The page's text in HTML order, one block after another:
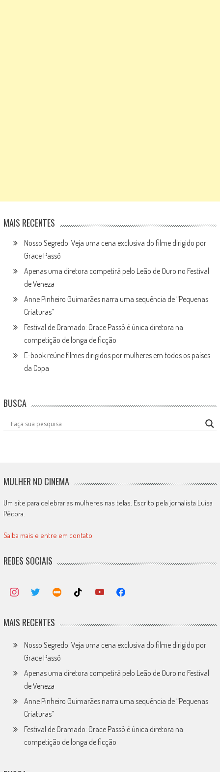
MAIS RECENTES
Nosso Segredo: Veja uma cena exclusiva do filme dirigido por
Grace Passô
Apenas uma diretora competirá pelo Leão de Ouro no Festival
de Veneza
Anne Pinheiro Guimarães narra uma sequência de “Pequenas
Criaturas”
Festival de Gramado: Grace Passô é única diretora na
competição de longa de ficção
E-book reúne filmes dirigidos por mulheres em todos os países
da Copa
BUSCA
MULHER NO CINEMA
Um site para celebrar as mulheres nas telas. Escrito pela jornalista Luísa
Pécora.
Saiba mais e entre em contato
REDES SOCIAIS
MAIS RECENTES
Nosso Segredo: Veja uma cena exclusiva do filme dirigido por
Grace Passô
Apenas uma diretora competirá pelo Leão de Ouro no Festival
de Veneza
Anne Pinheiro Guimarães narra uma sequência de “Pequenas
Criaturas”
Festival de Gramado: Grace Passô é única diretora na
competição de longa de ficção